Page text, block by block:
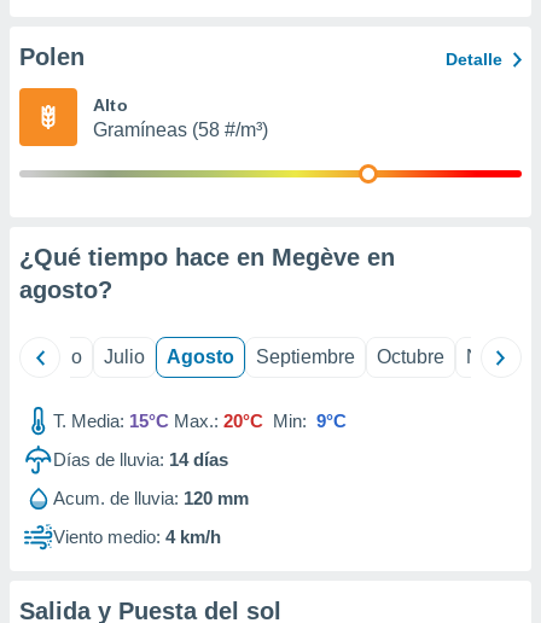
e
mediante
publicidad
publicidad
de
Polen Detalle
Alto
Gramíneas (58 #/m³)
¿Qué tiempo hace en Megève en
agosto?
Junio Julio Agosto Septiembre Octubre
T. Media: 15°C Max.: 20°C Min: 9°C
Días de lluvia: 14días
Acum. de lluvia: 120 mm
Viento medio: 4 km/h
Salida y Puesta del sol